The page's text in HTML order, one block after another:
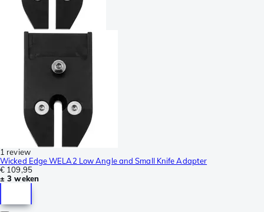
1 review
Wicked Edge WELA2 Low Angle and Small Knife Adapter
€ 109,95
± 3 weken